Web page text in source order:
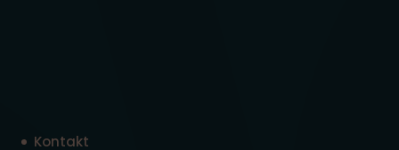
Kontakt